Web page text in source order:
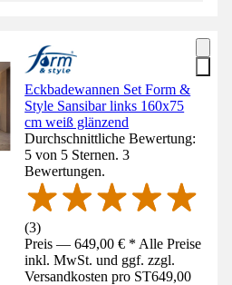
Eckbadewannen Set Form &
Style Sansibar links 160x75
cm weiß glänzend
Durchschnittliche Bewertung:
5 von 5 Sternen. 3
Bewertungen.
(3)
Preis — 649,00 € * Alle Preise
inkl. MwSt. und ggf. zzgl.
Versandkosten pro ST649,00